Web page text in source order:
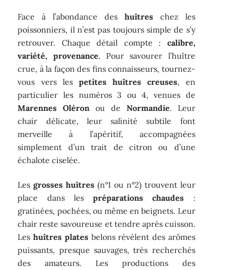
Face à l’abondance des huîtreschez les
poissonniers, il n’est pas toujours simple de s’y
retrouver. Chaque détail compte : calibre,
variété, provenance. Pour savourer l’huître
crue, à la façon des fins connaisseurs, tournez-
vous vers les petites huîtres creuses, en
particulier les numéros 3 ou 4, venues de
Marennes Oléron ou de Normandie. Leur
chair délicate, leur salinité subtile font
merveille à l’apéritif, accompagnées
simplement d’un trait de citron ou d’une
échalote ciselée.
Lesgrosses huîtres (n°1 ou n°2) trouvent leur
place dans lespréparations chaudes :
gratinées, pochées, ou même en beignets. Leur
chair reste savoureuse et tendre après cuisson.
Leshuîtres platesbelons révèlent des arômes
puissants, presque sauvages, très recherchés
des amateurs. Les productions des